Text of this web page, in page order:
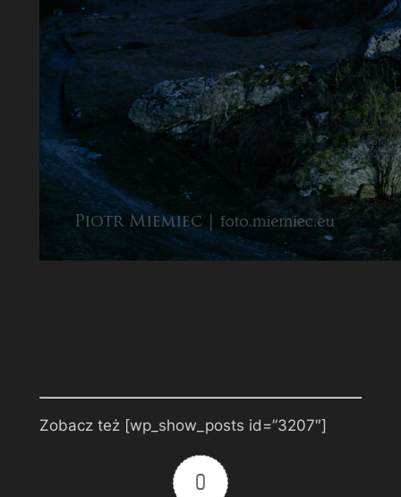
Zobacz też [wp_show_posts id=”3207″]
0